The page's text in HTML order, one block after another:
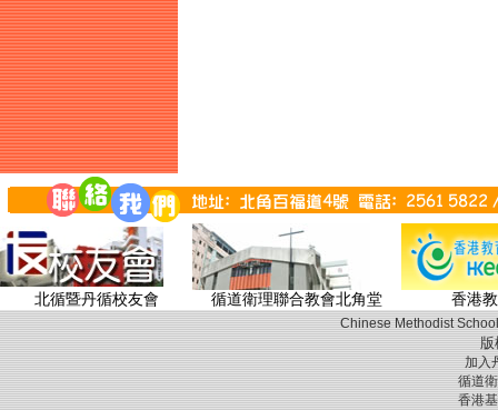
北循暨丹循校友會 循道衛理聯合教會北角堂 香港
Chinese Methodist
版
加入
循道
香港